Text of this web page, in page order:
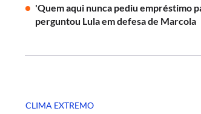
'Quem aqui nunca pediu empréstimo
perguntou Lula em defesa de Marcola
CLIMA EXTREMO